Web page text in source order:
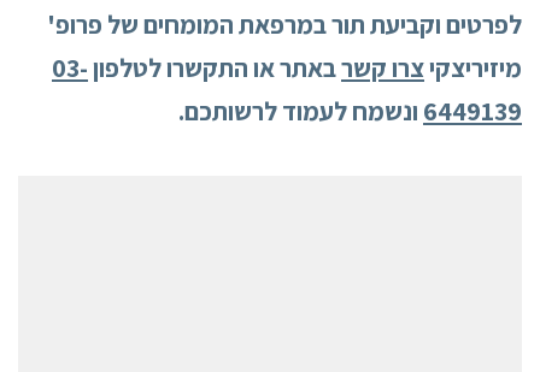
לפרטים וקביעת תור במרפאת המומחים של פרופ'
מיזיריצקיצרו קשרבאתר או התקשרו לטלפון03-
6449139 ונשמח לעמוד לרשותכם.